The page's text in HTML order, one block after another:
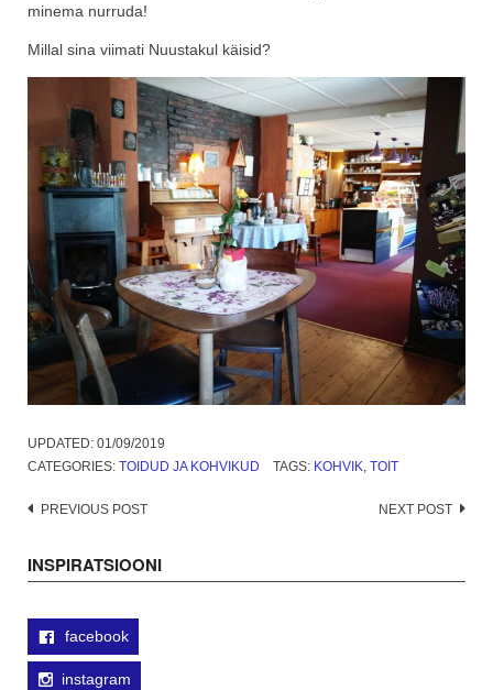
minema nurruda!
Millal sina viimati Nuustakul käisid?
UPDATED: 01/09/2019
CATEGORIES: TOIDUD JA KOHVIKUD TAGS: KOHVIK, TOIT
Post
PREVIOUS POST NEXT POST
INSPIRATSIOONI
facebook
instagram